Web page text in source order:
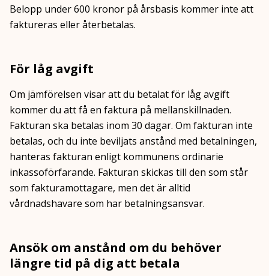
Belopp under 600 kronor på årsbasis kommer inte att
faktureras eller återbetalas.
För låg avgift
Om jämförelsen visar att du betalat för låg avgift
kommer du att få en faktura på mellanskillnaden.
Fakturan ska betalas inom 30 dagar. Om fakturan inte
betalas, och du inte beviljats anstånd med betalningen,
hanteras fakturan enligt kommunens ordinarie
inkassoförfarande. Fakturan skickas till den som står
som fakturamottagare, men det är alltid
vårdnadshavare som har betalningsansvar.
Ansök om anstånd om du behöver
längre tid på dig att betala